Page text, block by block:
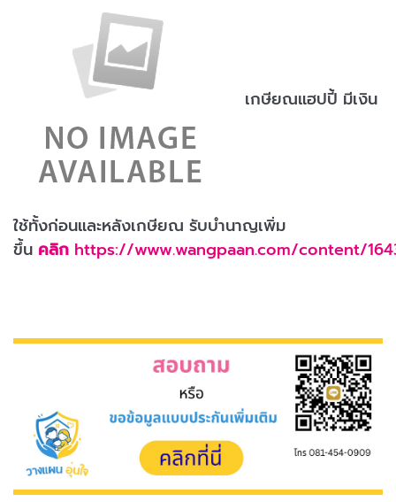
เกษียณแฮปปี้ มีเงิน
ใช้ทั้งก่อนและหลังเกษียณ รับบำนาญเพิ่ม
ขึ้น คลิก https://www.wangpaan.com/content/